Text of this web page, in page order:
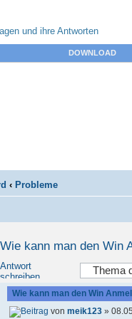
und ihre Antworten
DOWNLOAD
‹ Probleme
Wie kann man den Win
Antwort
schreiben
Wie kann man den Win
vonmeik123 »